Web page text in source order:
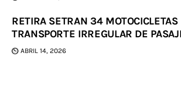
RETIRA SETRAN 34 MOTOCICLETAS
TRANSPORTE IRREGULAR DE
ABRIL 14, 2026